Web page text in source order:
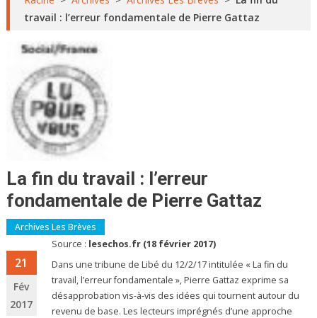
travail : l’erreur fondamentale de Pierre Gattaz
La fin du travail : l’erreur
fondamentale de Pierre Gattaz
Archives Les Brèves
21
Fév
2017
Source : lesechos.fr (18 février 2017)
Dans une tribune de Libé du 12/2/17 intitulée « La fin du
travail, l’erreur fondamentale », Pierre Gattaz exprime sa
désapprobation vis-à-vis des idées qui tournent autour du
revenu de base. Les lecteurs imprégnés d’une approche